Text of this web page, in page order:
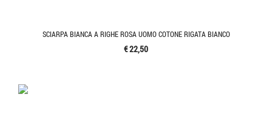
SCIARPA BIANCA A RIGHE ROSA UOMO COTONE RIGATA BIANCO
€ 22,50